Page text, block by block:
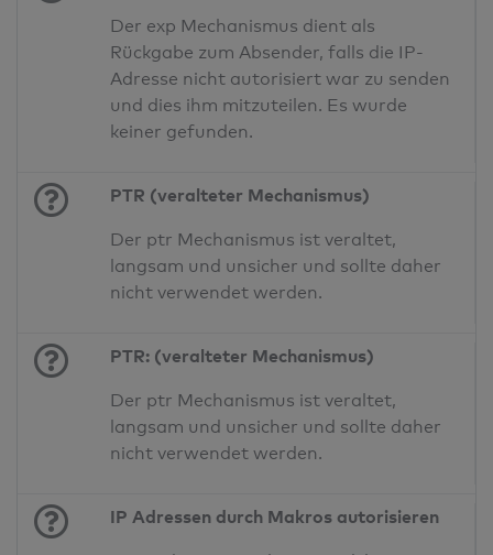
Der exp Mechanismus dient als
Rückgabe zum Absender, falls die IP-
Adresse nicht autorisiert war zu senden
und dies ihm mitzuteilen. Es wurde
keiner gefunden.
PTR (veralteter Mechanismus)
Der ptr Mechanismus ist veraltet,
langsam und unsicher und sollte daher
nicht verwendet werden.
PTR: (veralteter Mechanismus)
Der ptr Mechanismus ist veraltet,
langsam und unsicher und sollte daher
nicht verwendet werden.
IP Adressen durch Makros autorisieren